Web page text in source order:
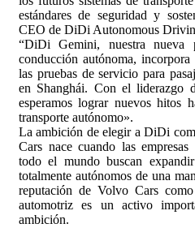
estándares de seguridad y
CEO de DiDi Autonomous
“DiDi Gemini, nuestra nueva
conducción autónoma,
las pruebas de servicio para
en Shanghái. Con el liderazgo
esperamos lograr nuevos hitos
transporte autónomo».
La ambición de elegir a DiDi
Cars nace cuando las
todo el mundo buscan
totalmente autónomos de una
reputación de Volvo Cars
automotriz es un activo
ambición.